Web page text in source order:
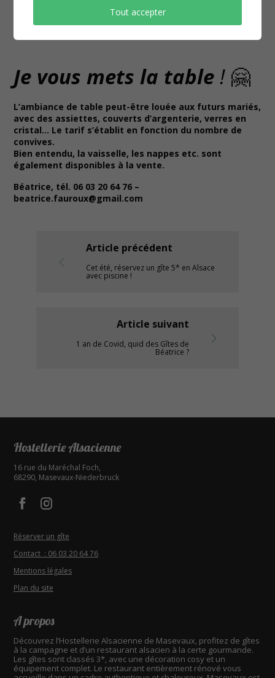
Je vous mets la table !🤗
L’ambiance de table peut-être louée aux futurs mariés,
avec des assiettes, couverts d’argenterie, verres en
cristal… Le tarif s’établit en fonction du nombre de
convives.
Bien entendu, la vaisselle, les nappes etc. sont
également disponibles à la vente.
Béatrice, tél. 06 03 20 64 76 –
beatrice.fauroux@gmail.com
Article précédent
Cet été, réservez un gîte 5* en Alsace
avec piscine !
Article suivant
1 an de Covid, quid des Gîtes de
Béatrice ?
Hostellerie Alsacienne
16 rue du Maréchal Foch,
68290, Masevaux-Niederbruck
Facebook - Hostellerie Alsacienne
Instagram - Hostellerie Alsacienne
Réserver un gîte
Contact : 06 03 20 64 76
Mentions légales
Plan du site
A propos
Découvrez l’Hostellerie Alsacienne de Masevaux, profitez de gîtes
à la campagne et d’un restaurant alsacien à la certe gourmande.
Les gîtes sont classés 3*, avec une décoration cosy et un
équipement complet. Le restaurant entièrement rénové vous
Tout accepter